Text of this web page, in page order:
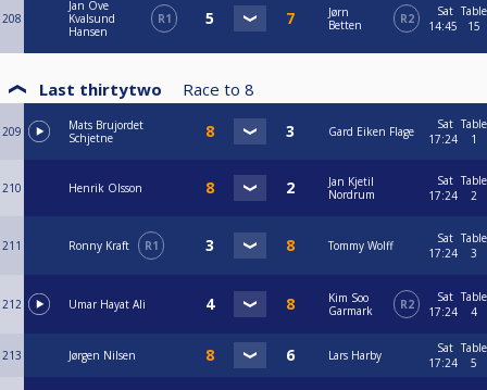
208
Jan Ove
Kvalsund
Hansen
R1
Jørn
Betten
R2
Sat
14:45
Table
15
Last thirtytwo Race to 8
209
Mats Brujordet
Schjetne
Gard Eiken Flage
Sat
17:24
Table
1
210 Henrik Olsson
Jan Kjetil
Nordrum
Sat
17:24
Table
2
211 Ronny Kraft R1 Tommy Wolff
Sat
17:24
Table
3
212 Umar Hayat Ali
Kim Soo
Garmark
R2
Sat
17:24
Table
4
213 Jørgen Nilsen Lars Harby
Sat
17:24
Table
5